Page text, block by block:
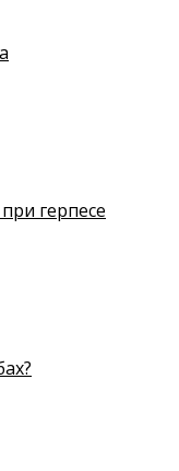
герпесе